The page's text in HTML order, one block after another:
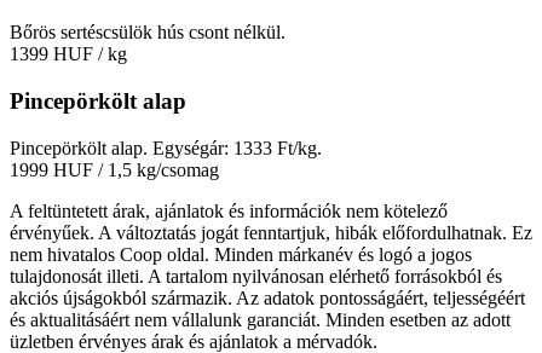
Bőrös sertéscsülök hús csont nélkül.
1399 HUF / kg
Pincepörkölt alap
Pincepörkölt alap. Egységár: 1333 Ft/kg.
1999 HUF / 1,5 kg/csomag
A feltüntetett árak, ajánlatok és információk nem kötelező
érvényűek. A változtatás jogát fenntartjuk, hibák előfordulhatnak. Ez
nem hivatalos Coop oldal. Minden márkanév és logó a jogos
tulajdonosát illeti. A tartalom nyilvánosan elérhető forrásokból és
akciós újságokból származik. Az adatok pontosságáért, teljességéért
és aktualitásáért nem vállalunk garanciát. Minden esetben az adott
üzletben érvényes árak és ajánlatok a mérvadók.